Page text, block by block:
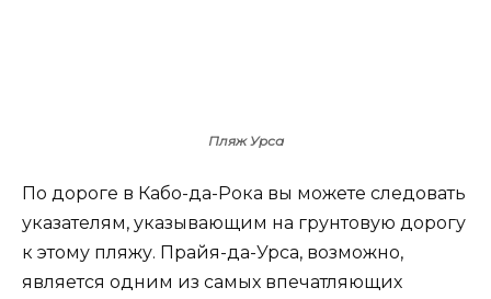
Пляж Урса
По дороге в Кабо-да-Рока вы можете следовать
указателям, указывающим на грунтовую дорогу
к этому пляжу. Прайя-да-Урса, возможно,
является одним из самых впечатляющих